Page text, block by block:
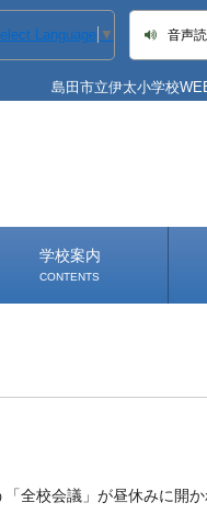
Language ▼ 音声
島田市立伊太小学校
学校案内
CONTENTS
全校会議」が昼休みに開か